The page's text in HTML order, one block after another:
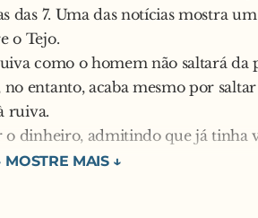
das 7. Uma das notícias mostra
o Tejo.
como o homem não saltará da
entanto, acaba mesmo por
ruiva.
dinheiro, admitindo que já tinha
uma aposta, e que também tinha
o homem saltasse outra vez…